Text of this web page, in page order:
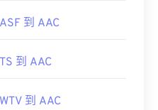
43345.html?
ASF 到 AAC
TS 到 AAC
WTV 到 AAC